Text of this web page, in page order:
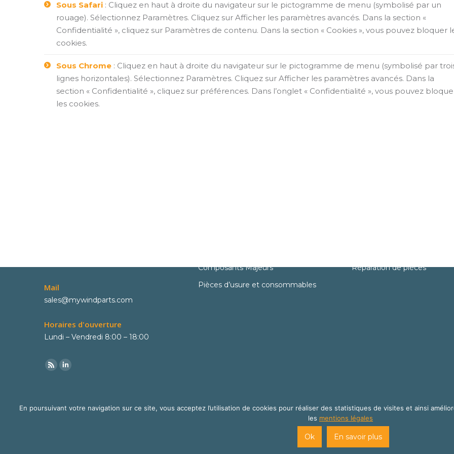
Sous Safari : Cliquez en haut à droite du navigateur sur le pictogramme de menu (symbolisé par un
rouage). Sélectionnez Paramètres. Cliquez sur Afficher les paramètres avancés. Dans la section «
Confidentialité », cliquez sur Paramètres de contenu. Dans la section « Cookies », vous pouvez bloquer
cookies.
Sous Chrome : Cliquez en haut à droite du navigateur sur le pictogramme de menu (symbolisé par
lignes horizontales). Sélectionnez Paramètres. Cliquez sur Afficher les paramètres avancés. Dans la
section « Confidentialité », cliquez sur préférences. Dans l’onglet « Confidentialité », vous pouvez
les cookies.
Mail
sales@mywindparts.com
Horaires d'ouverture
Lundi – Vendredi 8:00 – 18:00
Composants Majeurs
Pièces d’usure et consommables
Réparation de pièces
site internet créé parCats Eye Design | Agence web Aveyron
En poursuivant votre navigation sur ce site, vous acceptez l’utilisation de cookies pour réaliser des statistiques de visites et ainsi
les mentions légales
Ok En savoir plus